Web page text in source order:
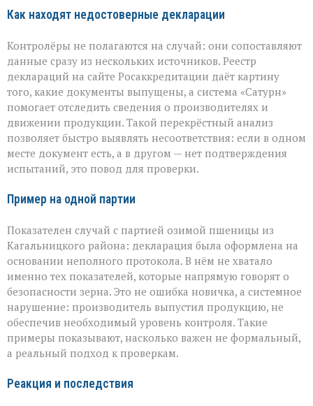
Как находят недостоверные декларации
Контролёры не полагаются на случай: они сопоставляют
данные сразу из нескольких источников. Реестр
деклараций на сайте Росаккредитации даёт картину
того, какие документы выпущены, а система «Сатурн»
помогает отследить сведения о производителях и
движении продукции. Такой перекрёстный анализ
позволяет быстро выявлять несоответствия: если в одном
месте документ есть, а в другом — нет подтверждения
испытаний, это повод для проверки.
Пример на одной партии
Показателен случай с партией озимой пшеницы из
Кагальницкого района: декларация была оформлена на
основании неполного протокола. В нём не хватало
именно тех показателей, которые напрямую говорят о
безопасности зерна. Это не ошибка новичка, а системное
нарушение: производитель выпустил продукцию, не
обеспечив необходимый уровень контроля. Такие
примеры показывают, насколько важен не формальный,
а реальный подход к проверкам.
Реакция и последствия